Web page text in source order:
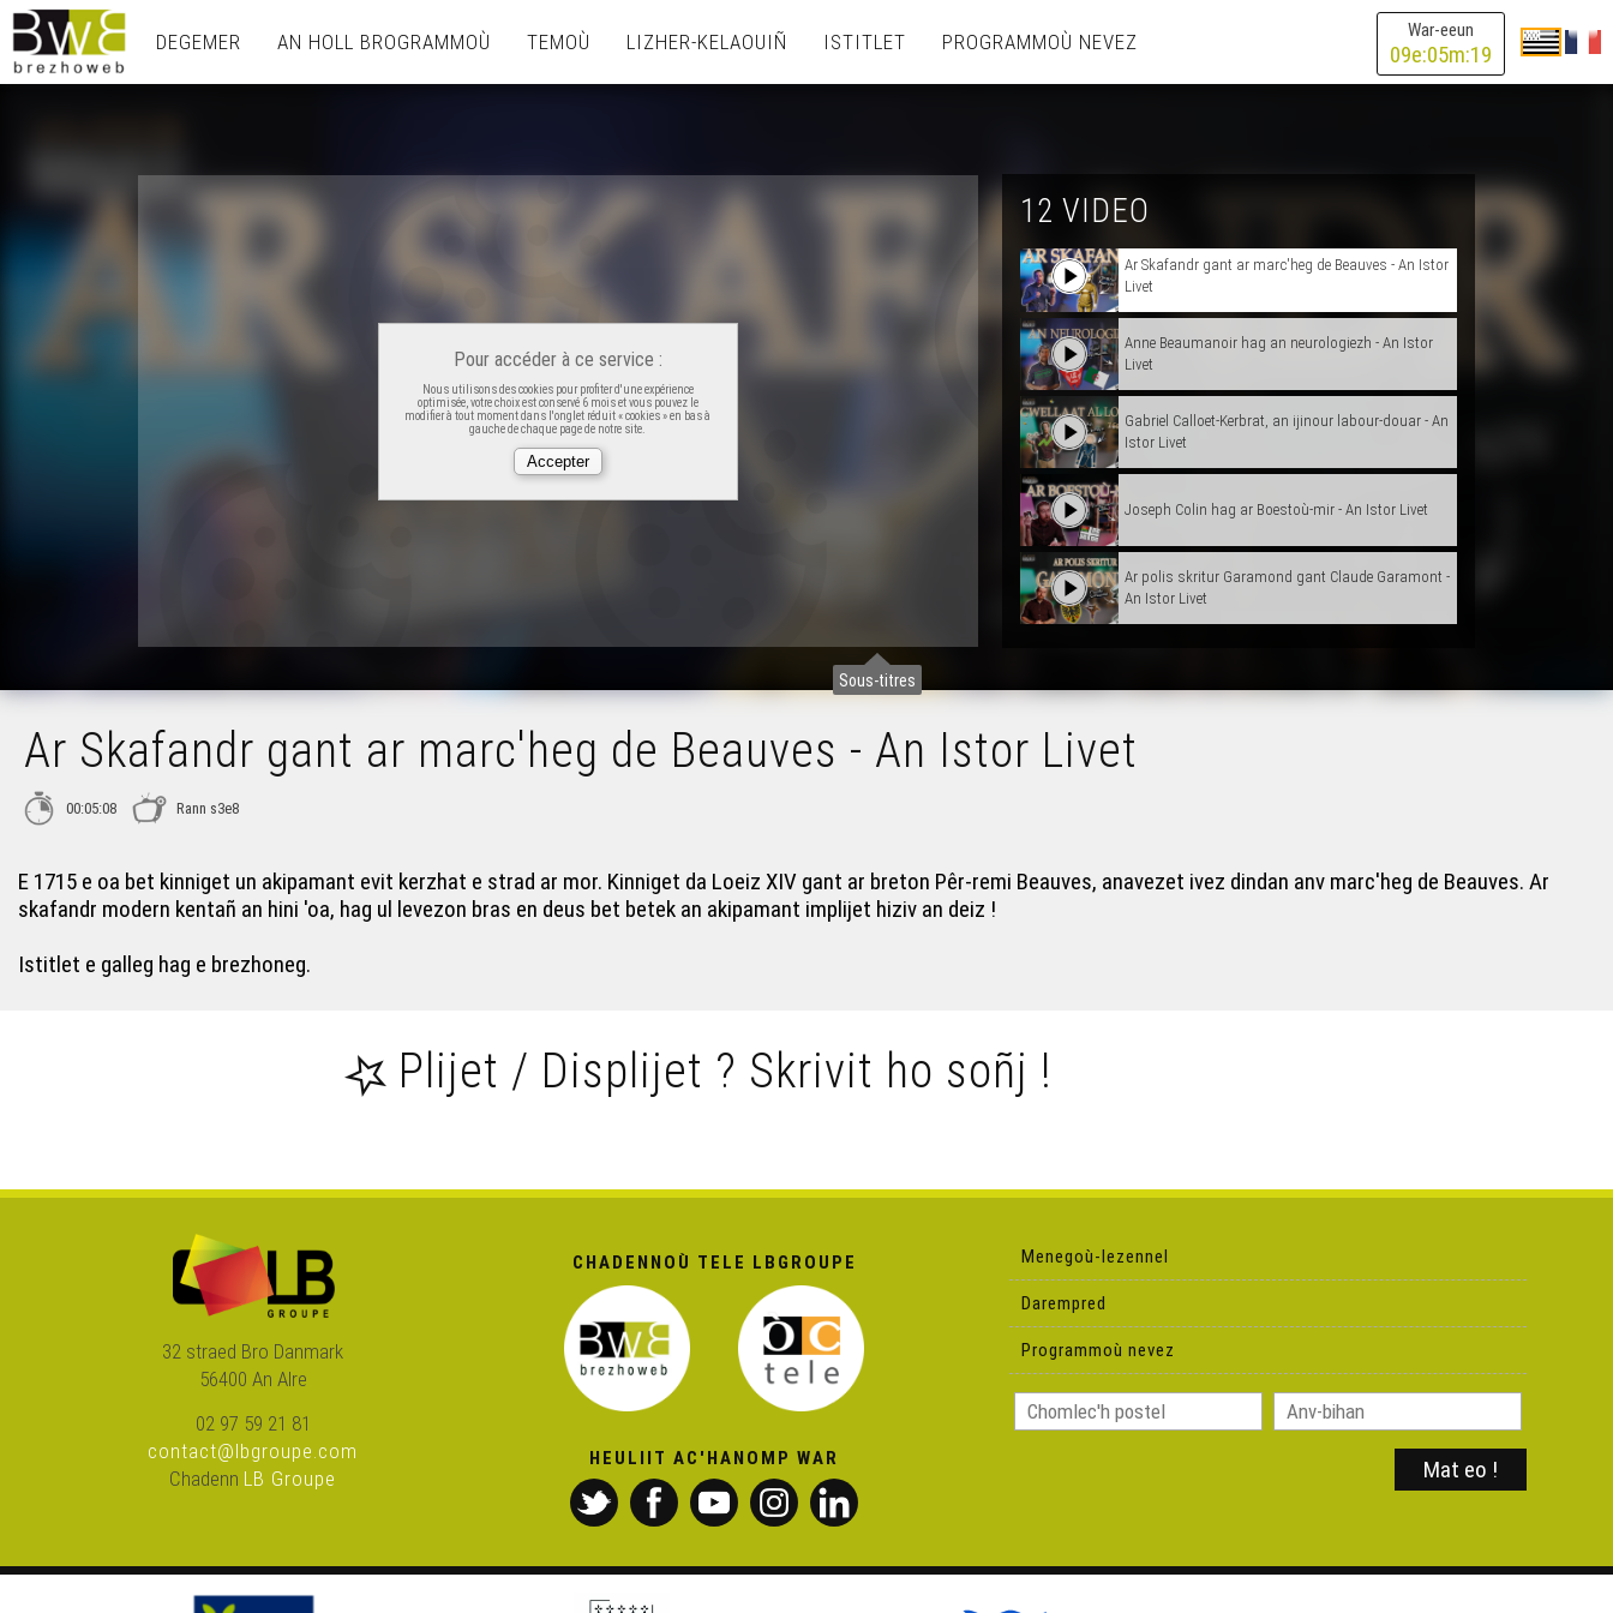
War-eeun
09e:05m:19
DEGEMER AN HOLL BROGRAMMOÙ TEMOÙ LIZHER-KELAOUIÑ ISTITLET PROGRAMMOÙ NEVEZ
Sous-titres
Pour accéder à ce service :
Nous utilisons des cookies pour profiter d'une expérience
optimisée, votre choix est conservé 6 mois et vous pouvez le
modifier à tout moment dans l'onglet réduit « cookies » en bas à
gauche de chaque page de notre site.
12 VIDEO
Ar vag-nij gant Yann-Vari ar Brizh - An Istor Livet
Ar metro gant Fulgence Bienvenüe - An Istor Livet
Ar Skafandr gant ar marc'heg de Beauves - An Istor
Livet
Anne Beaumanoir hag an neurologiezh - An Istor
Livet
Gabriel Calloet-Kerbrat, an ijinour labour-douar - An
Istor Livet
Joseph Colin hag ar Boestoù-mir - An Istor Livet
Ar polis skritur Garamond gant Claude Garamont -
An Istor Livet
Ar Skafandr gant ar marc'heg de Beauves - An Istor Livet
00:05:08 Rann s3e8
E 1715 e oa bet kinniget un akipamant evit kerzhat e strad ar mor. Kinniget da Loeiz XIV gant ar breton Pêr-remi Beauves, anavezet ivez dindan anv marc'heg de Beauves. Ar
skafandr modern kentañ an hini 'oa, hag ul levezon bras en deus bet betek an akipamant implijet hiziv an deiz !
Istitlet e galleg hag e brezhoneg.
Plijet / Displijet ? Skrivit ho soñj !
32 straed Bro Danmark
56400 An Alre
02 97 59 21 81
contact@lbgroupe.com
Chadenn LB Groupe
CHADENNOÙ TELE LBGROUPE
HEULIIT AC'HANOMP WAR
Menegoù-lezennel
Darempred
Programmoù nevez